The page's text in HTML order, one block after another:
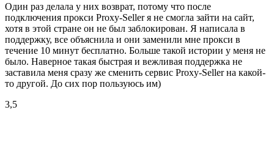
Один раз делала у них возврат, потому что после
подключения прокси Proxy-Seller я не смогла зайти на сайт,
хотя в этой стране он не был заблокирован. Я написала в
поддержку, все объяснила и они заменили мне прокси в
течение 10 минут бесплатно. Больше такой истории у меня не
было. Наверное такая быстрая и вежливая поддержка не
заставила меня сразу же сменить сервис Proxy-Seller на какой-
то другой. До сих пор пользуюсь им)
3,5